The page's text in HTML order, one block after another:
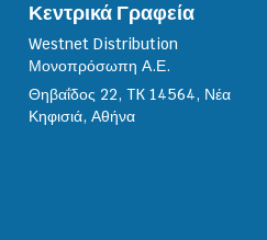
Κεντρικά Γραφεία
Westnet Distribution
Μονοπρόσωπη Α.Ε.
Θηβαΐδος 22, TK 14564, Νέα
Κηφισιά, Αθήνα